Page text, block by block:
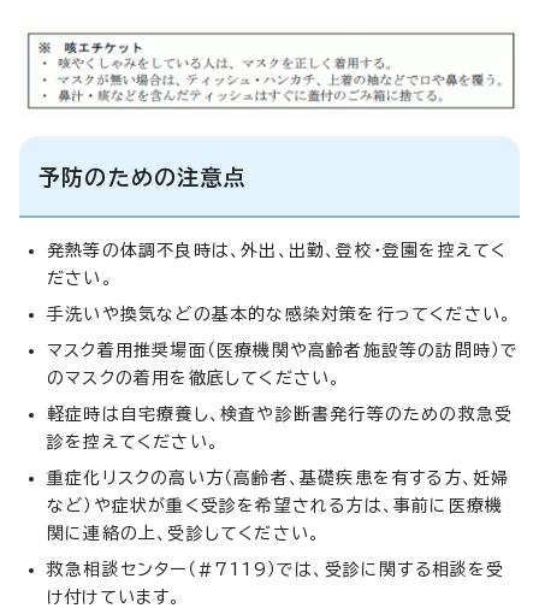
予防のための注意点
発熱等の体調不良時は、外出、出勤、登校・登園を控えてく
ださい。
手洗いや換気などの基本的な感染対策を行ってください。
マスク着用推奨場面（医療機関や高齢者施設等の訪問時）で
のマスクの着用を徹底してください。
軽症時は自宅療養し、検査や診断書発行等のための救急受
診を控えてください。
重症化リスクの高い方（高齢者、基礎疾患を有する方、妊婦
など）や症状が重く受診を希望される方は、事前に医療機
関に連絡の上、受診してください。
救急相談センター（#7119）では、受診に関する相談を受
け付けています。